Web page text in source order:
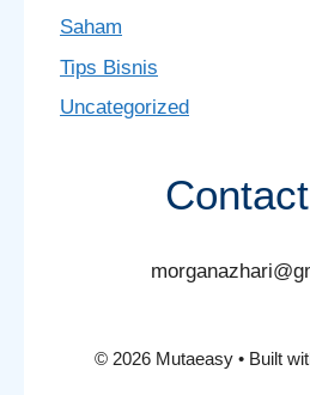
Saham
Tips Bisnis
Uncategorized
© 2026 Mutaeasy• Built